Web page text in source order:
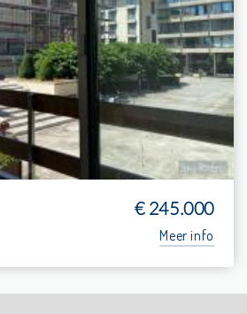
Appartement
47 m²
€ 245.000
Meer info